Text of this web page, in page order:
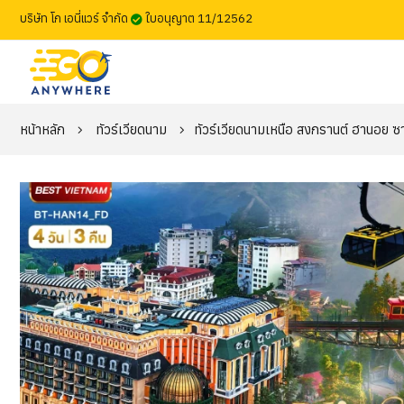
บริษัท โก เอนี่แวร์ จำกัด ใบอนุญาต 11/12562
หน้าหลัก ทัวร์เวียดนาม ทัวร์เวียดนามเหนือ สงกรานต์ ฮานอย